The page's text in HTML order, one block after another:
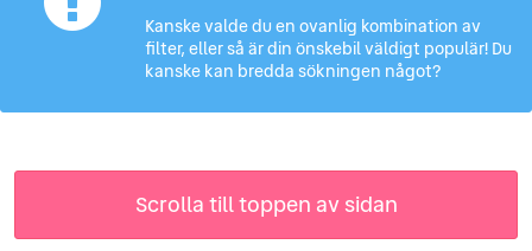
Kanske valde du en ovanlig kombination av
filter, eller så är din önskebil väldigt populär! Du
kanske kan bredda sökningen något?
Scrolla till toppen av sidan